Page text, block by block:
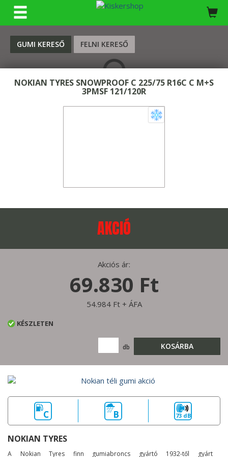
GUMI KERESŐ FELNI KERESŐ
NOKIAN TYRES SNOWPROOF C 225/75 R16C C M+S
3PMSF 121/120R
AKCIÓ
Akciós ár:
69.830 Ft
54.984 Ft + ÁFA
KÉSZLETEN
db KOSÁRBA
C B 73 dB
NOKIAN TYRES
A Nokian Tyres finn gumiabroncs gyártó 1932-től gyárt